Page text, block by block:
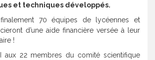
et techniques développés.
70 équipes de lycéennes et
d’une aide financière versée à leur
!
aux 22 membres du comité scientifique